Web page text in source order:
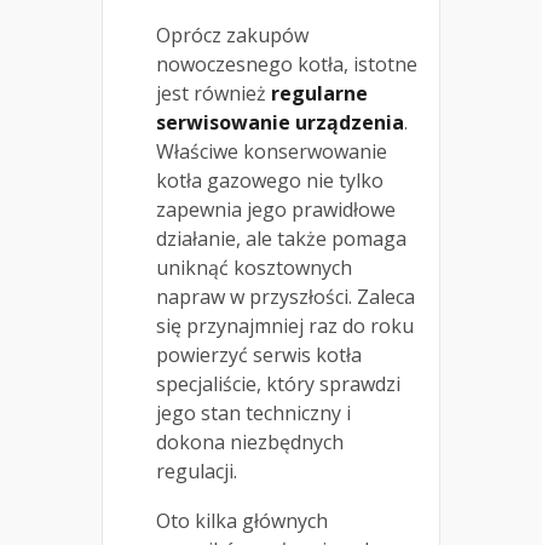
Oprócz zakupów
nowoczesnego kotła, istotne
jest również regularne
serwisowanie urządzenia.
Właściwe konserwowanie
kotła gazowego nie tylko
zapewnia jego prawidłowe
działanie, ale także pomaga
uniknąć kosztownych
napraw w przyszłości. Zaleca
się przynajmniej raz do roku
powierzyć serwis kotła
specjaliście, który sprawdzi
jego stan techniczny i
dokona niezbędnych
regulacji.
Oto kilka głównych